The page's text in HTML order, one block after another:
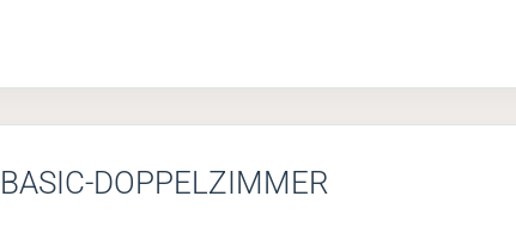
BASIC-DOPPELZIMMER